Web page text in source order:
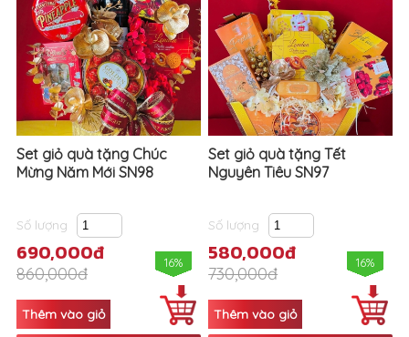
Set giỏ quà tặng Chúc
Mừng Năm Mới SN98
Số lượng
690,000đ
860,000đ
16%
Set giỏ quà tặng Tết
Nguyên Tiêu SN97
Số lượng
580,000đ
730,000đ
16%